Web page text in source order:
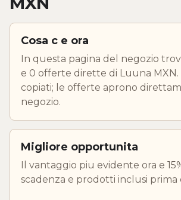
Cosa c e ora
In questa pagina del negozio
e 0 offerte dirette di Luuna MXN.
copiati; le offerte aprono
negozio.
Migliore opportunita
Il vantaggio piu evidente ora e
scadenza e prodotti inclusi prima